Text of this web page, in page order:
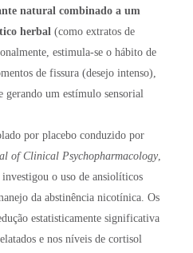
natural combinado a um
herbal (como extratos de
estimula-se o hábito de
de fissura (desejo intenso),
gerando um estímulo sensorial
por placebo conduzido por
of Clinical Psychopharmacology,
o uso de ansiolíticos
da abstinência nicotínica. Os
estatisticamente significativa
e nos níveis de cortisol